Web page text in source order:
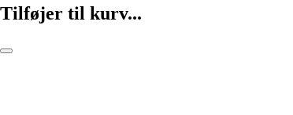
Tilføjer til kurv...